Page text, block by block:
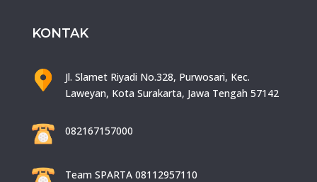
KONTAK
Jl. Slamet Riyadi No.328, Purwosari, Kec.
Laweyan, Kota Surakarta, Jawa Tengah 57142
082167157000
Team SPARTA 08112957110